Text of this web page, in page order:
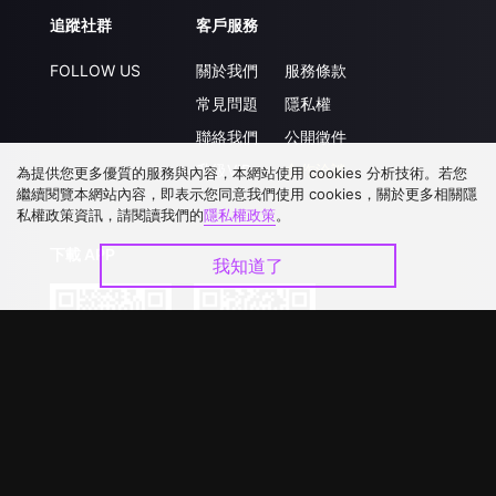
追蹤社群
FOLLOW US
客戶服務
關於我們
常見問題
聯絡我們
升級VIP
服務條款
隱私權
公開徵件
合作洽談
為提供您更多優質的服務與內容，本網站使用 cookies 分析技術。若您
繼續閱覽本網站內容，即表示您同意我們使用 cookies，關於更多相關隱
私權政策資訊，請閱讀我們的隱私權政策。
我知道了